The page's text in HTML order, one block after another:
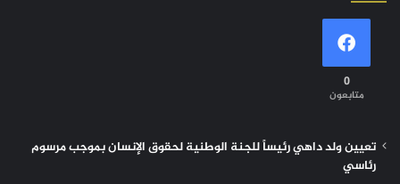
0
متابعون
تعيين ولد داهي رئيساً للجنة الوطنية لحقوق الإنسان بموجب مرسوم
رئاسي